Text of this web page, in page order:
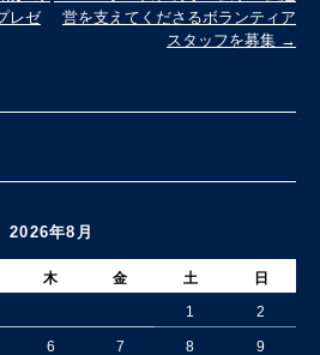
レゼ
営を支えてくださるボランティア
スタッフを募集 →
2026年8月
木 金 土 日
1 2
6 7 8 9